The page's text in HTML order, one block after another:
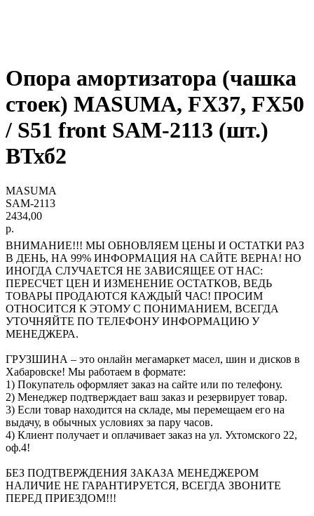
Опора амортизатора (чашка
стоек) MASUMA, FX37, FX50
/ S51 front SAM-2113 (шт.)
ВТхб2
MASUMA
SAM-2113
2434,00
р.
ВНИМАНИЕ!!! МЫ ОБНОВЛЯЕМ ЦЕНЫ И ОСТАТКИ РАЗ
В ДЕНЬ, НА 99% ИНФОРМАЦИЯ НА САЙТЕ ВЕРНА! НО
ИНОГДА СЛУЧАЕТСЯ НЕ ЗАВИСЯЩЕЕ ОТ НАС:
ПЕРЕСЧЕТ ЦЕН И ИЗМЕНЕНИЕ ОСТАТКОВ, ВЕДЬ
ТОВАРЫ ПРОДАЮТСЯ КАЖДЫЙ ЧАС! ПРОСИМ
ОТНОСИТСЯ К ЭТОМУ С ПОНИМАНИЕМ, ВСЕГДА
УТОЧНЯЙТЕ ПО ТЕЛЕФОНУ ИНФОРМАЦИЮ У
МЕНЕДЖЕРА.
ГРУЗШИНА – это онлайн мегамаркет масел, шин и дисков в
Хабаровске! Мы работаем в формате:
1) Покупатель оформляет заказ на сайте или по телефону.
2) Менеджер подтверждает ваш заказ и резервирует товар.
3) Если товар находится на складе, мы перемещаем его на
выдачу, в обычных условиях за пару часов.
4) Клиент получает и оплачивает заказ на ул. Ухтомского 22,
оф.4!
БЕЗ ПОДТВЕРЖДЕНИЯ ЗАКАЗА МЕНЕДЖЕРОМ
НАЛИЧИЕ НЕ ГАРАНТИРУЕТСЯ, ВСЕГДА ЗВОНИТЕ
ПЕРЕД ПРИЕЗДОМ!!!